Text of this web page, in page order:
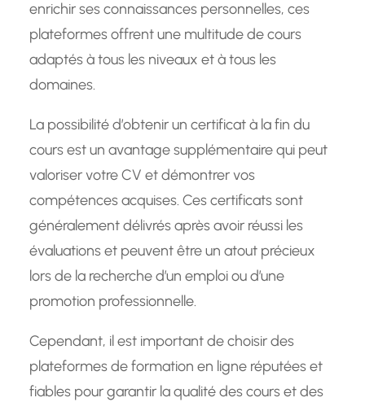
enrichir ses connaissances personnelles, ces
plateformes offrent une multitude de cours
adaptés à tous les niveaux et à tous les
domaines.
La possibilité d’obtenir un certificat à la fin du
cours est un avantage supplémentaire qui peut
valoriser votre CV et démontrer vos
compétences acquises. Ces certificats sont
généralement délivrés après avoir réussi les
évaluations et peuvent être un atout précieux
lors de la recherche d’un emploi ou d’une
promotion professionnelle.
Cependant, il est important de choisir des
plateformes de formation en ligne réputées et
fiables pour garantir la qualité des cours et des